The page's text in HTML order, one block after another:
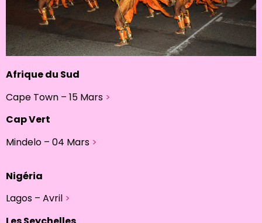
Afrique du Sud
Cape Town – 15 Mars >
Cap Vert
Mindelo – 04 Mars >
Nigéria
Lagos – Avril >